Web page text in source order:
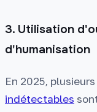
3. Utilisation
d'humanisation
En 2025, plusieurs
indétectables